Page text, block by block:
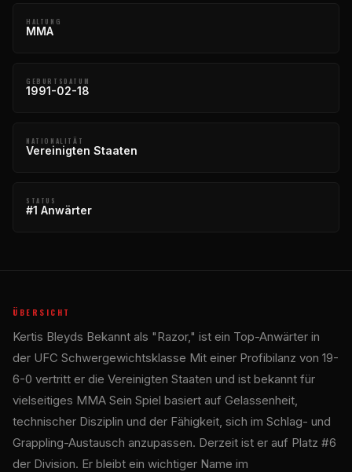
HALTUNG
MMA
GEBURTSDATUM
1991-02-18
NATIONALITÄT
Vereinigten Staaten
STATUS
#1 Anwärter
ÜBERSICHT
Kertis Bleyds Bekannt als "Razor," ist ein Top-Anwärter in
der UFC Schwergewichtsklasse Mit einer Profibilanz von 19-
6-0 vertritt er die Vereinigten Staaten und ist bekannt für
vielseitiges MMA Sein Spiel basiert auf Gelassenheit,
technischer Disziplin und der Fähigkeit, sich im Schlag- und
Grappling-Austausch anzupassen. Derzeit ist er auf Platz #6
der Division. Er bleibt ein wichtiger Name im